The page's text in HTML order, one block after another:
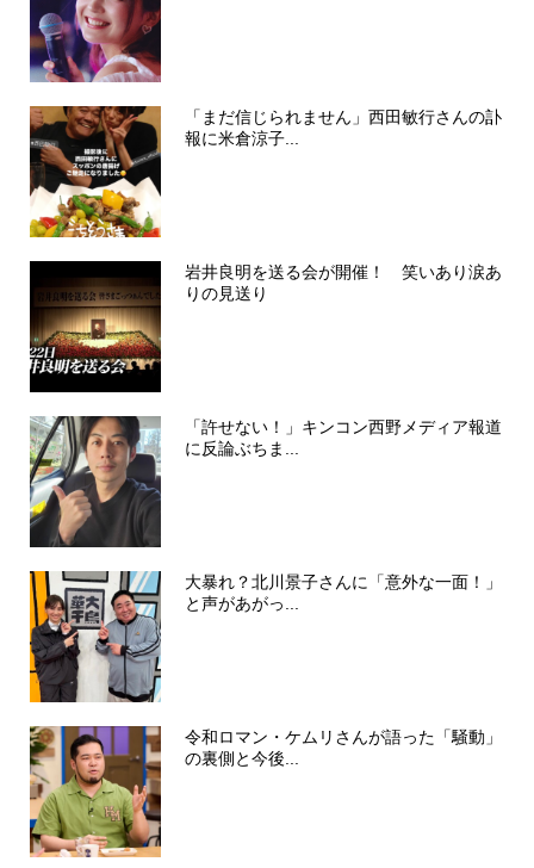
「まだ信じられません」西田敏行さんの訃
報に米倉涼子...
岩井良明を送る会が開催！ 笑いあり涙あ
りの見送り
「許せない！」キンコン西野メディア報道
に反論ぶちま...
大暴れ？北川景子さんに「意外な一面！」
と声があがっ...
令和ロマン・ケムリさんが語った「騒動」
の裏側と今後...